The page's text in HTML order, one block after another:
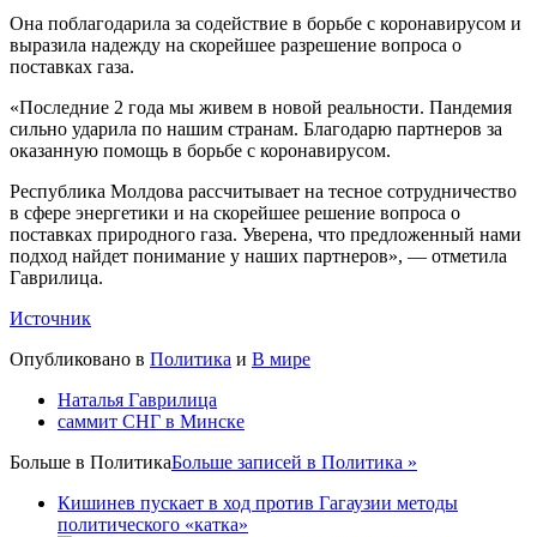
Она поблагодарила за содействие в борьбе с коронавирусом и
выразила надежду на скорейшее разрешение вопроса о
поставках газа.
«Последние 2 года мы живем в новой реальности. Пандемия
сильно ударила по нашим странам. Благодарю партнеров за
оказанную помощь в борьбе с коронавирусом.
Республика Молдова рассчитывает на тесное сотрудничество
в сфере энергетики и на скорейшее решение вопроса о
поставках природного газа. Уверена, что предложенный нами
подход найдет понимание у наших партнеров», — отметила
Гаврилица.
Источник
Опубликовано в Политика и В мире
Наталья Гаврилица
саммит СНГ в Минске
Больше в ПолитикаБольше записей в Политика »
Кишинев пускает в ход против Гагаузии методы
политического «катка»